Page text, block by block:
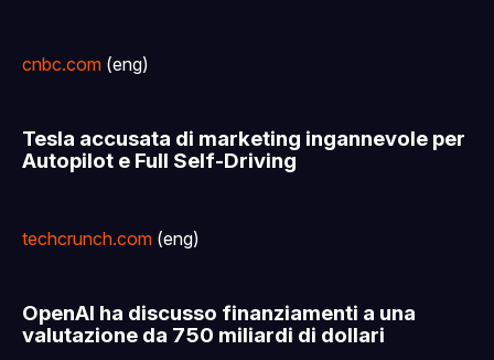
cnbc.com (eng)
Tesla accusata di marketing ingannevole per
Autopilot e Full Self-Driving
techcrunch.com (eng)
OpenAI ha discusso finanziamenti a una
valutazione da 750 miliardi di dollari